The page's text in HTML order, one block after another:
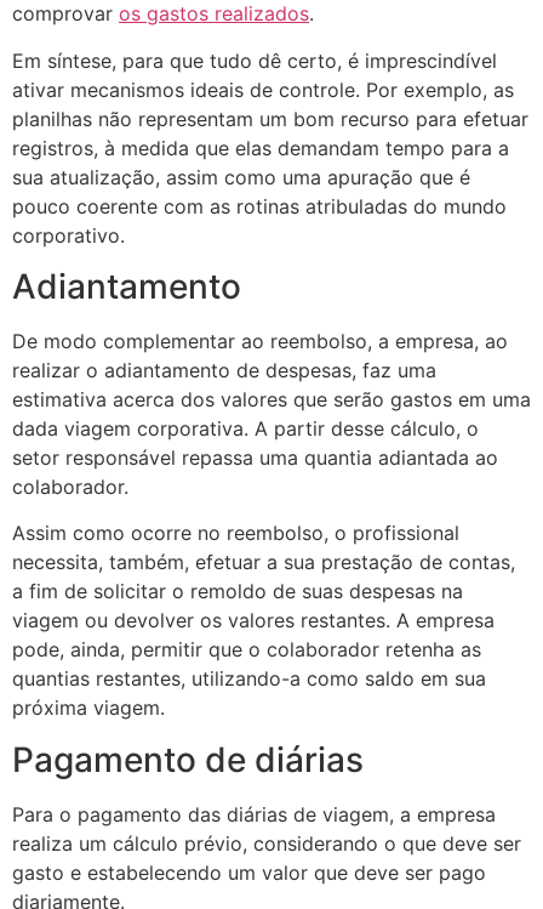
comprovar os gastos realizados.
Em síntese, para que tudo dê certo, é imprescindível
ativar mecanismos ideais de controle. Por exemplo, as
planilhas não representam um bom recurso para efetuar
registros, à medida que elas demandam tempo para a
sua atualização, assim como uma apuração que é
pouco coerente com as rotinas atribuladas do mundo
corporativo.
Adiantamento
De modo complementar ao reembolso, a empresa, ao
realizar o adiantamento de despesas, faz uma
estimativa acerca dos valores que serão gastos em uma
dada viagem corporativa. A partir desse cálculo, o
setor responsável repassa uma quantia adiantada ao
colaborador.
Assim como ocorre no reembolso, o profissional
necessita, também, efetuar a sua prestação de contas,
a fim de solicitar o remoldo de suas despesas na
viagem ou devolver os valores restantes. A empresa
pode, ainda, permitir que o colaborador retenha as
quantias restantes, utilizando-a como saldo em sua
próxima viagem.
Pagamento de diárias
Para o pagamento das diárias de viagem, a empresa
realiza um cálculo prévio, considerando o que deve ser
gasto e estabelecendo um valor que deve ser pago
diariamente.